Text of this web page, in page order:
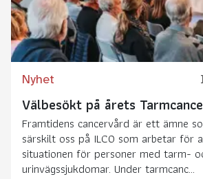
Nyhet
Välbesökt på årets
Framtidens cancervård är ett ämne
särskilt oss på ILCO som arbetar för
situationen för personer med tarm-
urinvägssjukdomar. Under tarmcanc...